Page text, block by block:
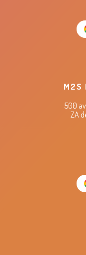
M2S
500
ZA